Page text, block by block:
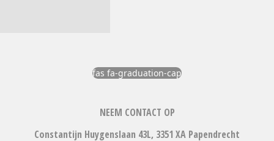
fas fa-graduation-cap
NEEM CONTACT OP
Constantijn Huygenslaan 43L, 3351 XA Papendrecht